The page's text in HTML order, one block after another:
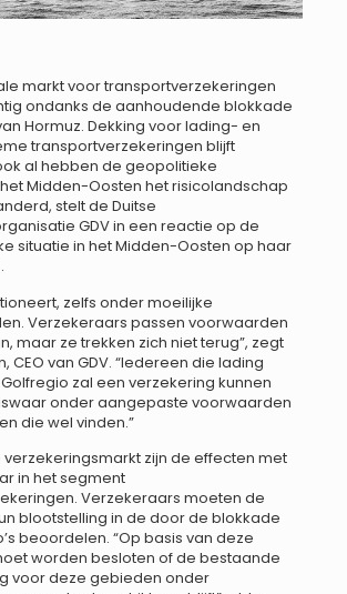
markt voor transportverzekeringen
ondanks de aanhoudende blokkade
Hormuz. Dekking voor lading- en
transportverzekeringen blijft
al hebben de geopolitieke
Midden-Oosten het risicolandschap
stelt de Duitse
GDV in een reactie op de
situatie in het Midden-Oosten op haar
zelfs onder moeilijke
Verzekeraars passen voorwaarden
maar ze trekken zich niet terug”, zegt
CEO van GDV. “Iedereen die lading
zal een verzekering kunnen
onder aangepaste voorwaarden
die wel vinden.”
verzekeringsmarkt zijn de effecten met
in het segment
Verzekeraars moeten de
blootstelling in de door de blokkade
beoordelen. “Op basis van deze
worden besloten of de bestaande
voor deze gebieden onder